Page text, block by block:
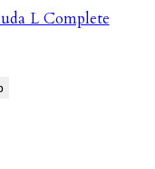
L Complete